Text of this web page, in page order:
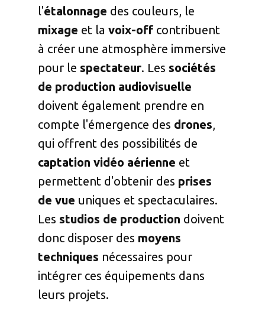
l'étalonnage des couleurs, le
mixage et la voix-off contribuent
à créer une atmosphère immersive
pour le spectateur. Les sociétés
de production audiovisuelle
doivent également prendre en
compte l'émergence des drones,
qui offrent des possibilités de
captation vidéo aérienne et
permettent d'obtenir des prises
de vue uniques et spectaculaires.
Les studios de production doivent
donc disposer des moyens
techniques nécessaires pour
intégrer ces équipements dans
leurs projets.